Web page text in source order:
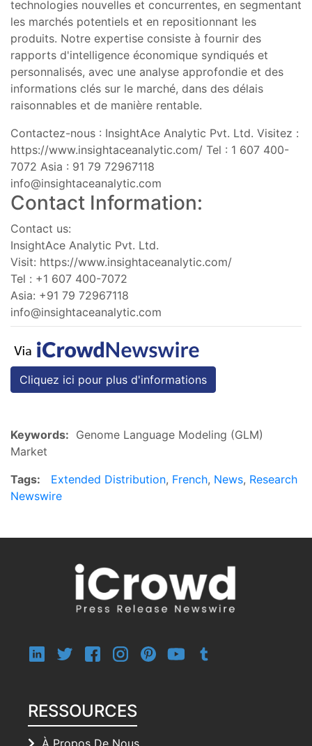
technologies nouvelles et concurrentes, en segmentant
les marchés potentiels et en repositionnant les
produits. Notre expertise consiste à fournir des
rapports d'intelligence économique syndiqués et
personnalisés, avec une analyse approfondie et des
informations clés sur le marché, dans des délais
raisonnables et de manière rentable.
Contactez-nous : InsightAce Analytic Pvt. Ltd. Visitez :
https://www.insightaceanalytic.com/ Tel : 1 607 400-
7072 Asia : 91 79 72967118
info@insightaceanalytic.com
Contact Information:
Contact us:
InsightAce Analytic Pvt. Ltd.
Visit: https://www.insightaceanalytic.com/
Tel : +1 607 400-7072
Asia: +91 79 72967118
info@insightaceanalytic.com
Cliquez ici pour plus d'informations
Keywords: Genome Language Modeling (GLM)
Market
Tags:
Extended Distribution, French, News, Research
Newswire
RESSOURCES
À Propos De Nous